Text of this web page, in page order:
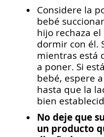
Considere la
bebé
hijo rechaza
dormir con él.
mientras está
a poner. Si
bebé, espere
hasta que la
bien
No deje que
un producto